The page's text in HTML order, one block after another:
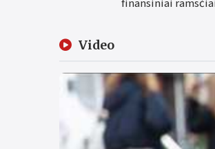
finansiniai
Video